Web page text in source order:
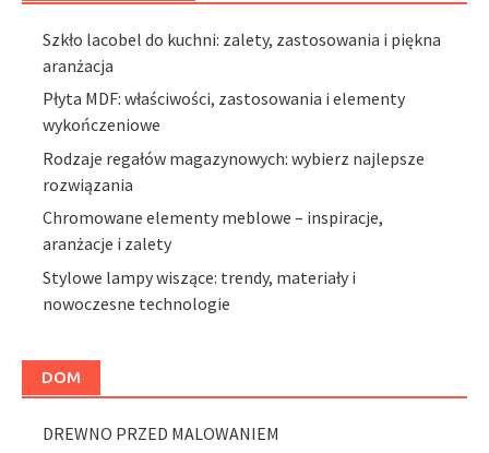
Szkło lacobel do kuchni: zalety, zastosowania i piękna
aranżacja
Płyta MDF: właściwości, zastosowania i elementy
wykończeniowe
Rodzaje regałów magazynowych: wybierz najlepsze
rozwiązania
Chromowane elementy meblowe – inspiracje,
aranżacje i zalety
Stylowe lampy wiszące: trendy, materiały i
nowoczesne technologie
DOM
DREWNO PRZED MALOWANIEM